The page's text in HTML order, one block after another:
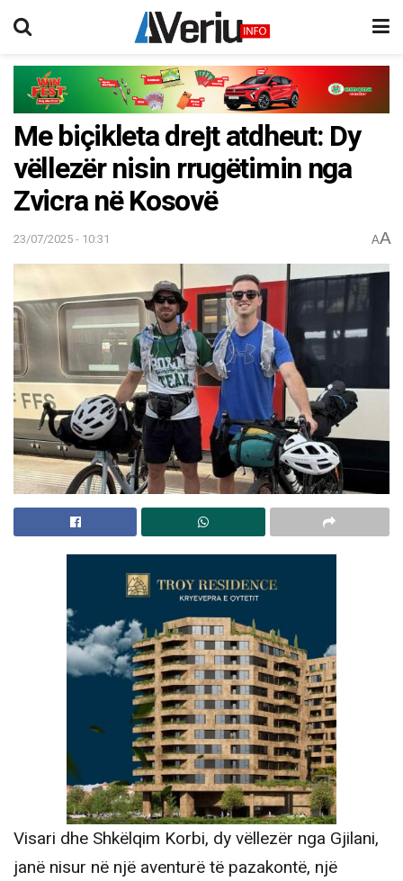
Me biçikleta drejt atdheut: Dy
vëllezër nisin rrugëtimin nga
Zvicra në Kosovë
23/07/2025 - 10:31 AA
Visari dhe Shkëlqim Korbi, dy vëllezër nga Gjilani,
janë nisur në një aventurë të pazakontë, një